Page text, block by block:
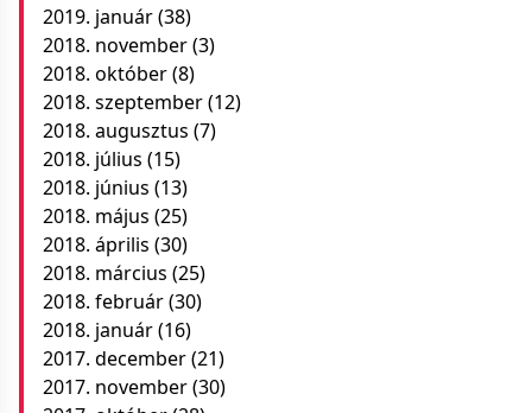
2019. január(38)
2018. november(3)
2018. október(8)
2018. szeptember(12)
2018. augusztus (7)
2018. július (15)
2018. június (13)
2018. május (25)
2018. április (30)
2018. március (25)
2018. február(30)
2018. január(16)
2017. december(21)
2017. november(30)